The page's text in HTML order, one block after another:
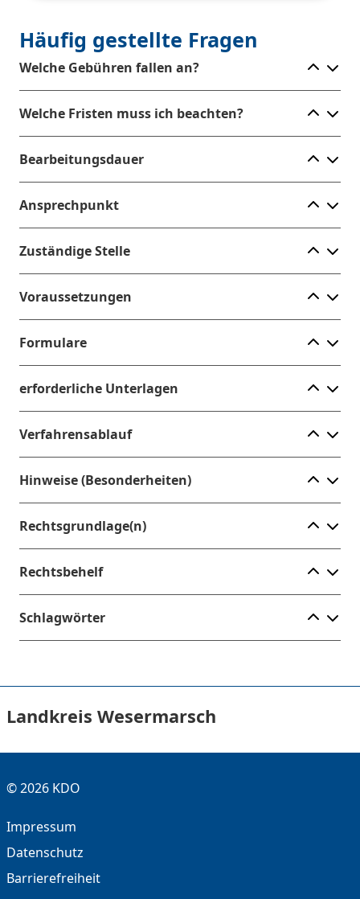
Häufig gestellte Fragen
Welche Gebühren fallen an?
Welche Fristen muss ich beachten?
Bearbeitungsdauer
Ansprechpunkt
Zuständige Stelle
Voraussetzungen
Formulare
erforderliche Unterlagen
Verfahrensablauf
Hinweise (Besonderheiten)
Rechtsgrundlage(n)
Rechtsbehelf
Schlagwörter
Landkreis Wesermarsch
© 2026 KDO
Impressum
Datenschutz
Barrierefreiheit